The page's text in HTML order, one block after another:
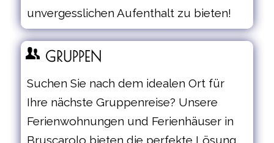
unvergesslichen Aufenthalt zu bieten!
GRUPPEN
Suchen Sie nach dem idealen Ort für
Ihre nächste Gruppenreise? Unsere
Ferienwohnungen und Ferienhäuser in
Bruscarolo bieten die perfekte Lösung.